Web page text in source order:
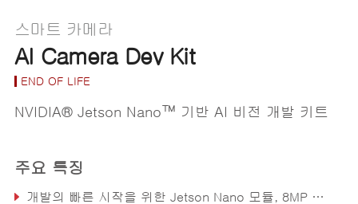
스마트 카메라
AI Camera Dev Kit
END OF LIFE
NVIDIA® Jetson Nano™ 기반 AI 비전 개발 키트
주요 특징
개발의 빠른 시작을 위한 Jetson Nano 모듈, 8MP 이미지 센서의 렌즈, 버티컬 I/O 통합